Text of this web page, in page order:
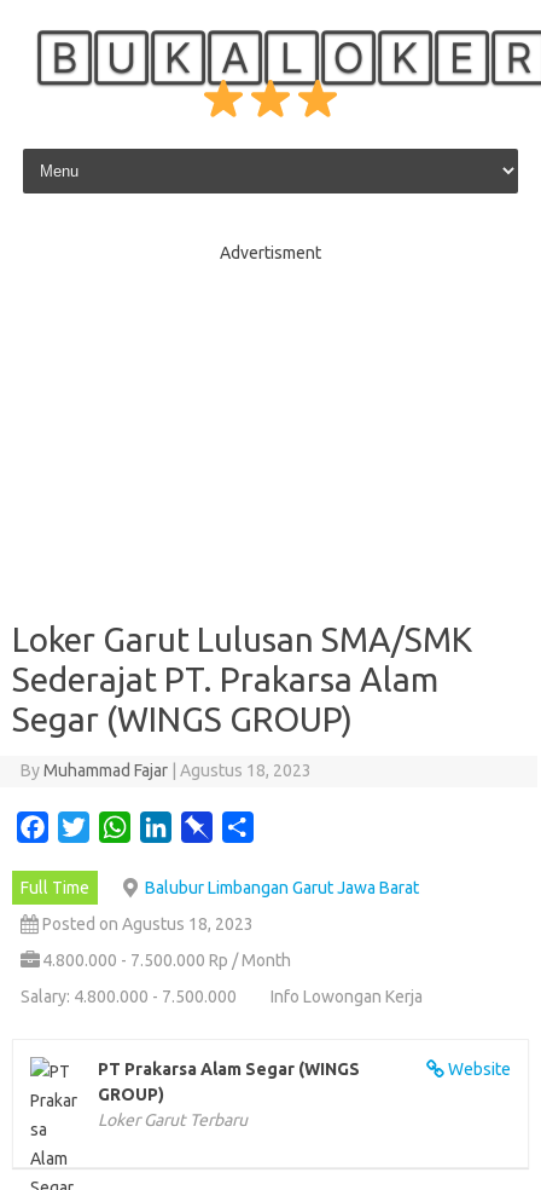
Skip to content
Advertisment
Loker Garut Lulusan SMA/SMK
Sederajat PT. Prakarsa Alam
Segar (WINGS GROUP)
ByMuhammad Fajar Agustus 18, 2023
c
e
b
t
t
W
a
t
s
n
k
e
n
b
o
a
e
Full Time
Balubur Limbangan Garut Jawa Barat
Posted on Agustus 18, 2023
4.800.000 - 7.500.000 Rp / Month
Salary: 4.800.000 - 7.500.000
Info Lowongan Kerja
Website
PT Prakarsa Alam Segar (WINGS
GROUP)
Loker Garut Terbaru